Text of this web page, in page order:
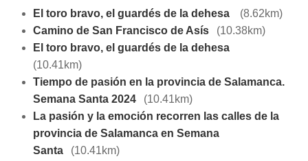
El toro bravo, el guardés de la dehesa
(8.62km)
Camino de San Francisco de Asís
(10.38km)
El toro bravo, el guardés de la dehesa
(10.41km)
Tiempo de pasión en la provincia de Salamanca.
Semana Santa 2024
(10.41km)
La pasión y la emoción recorren las calles de la
provincia de Salamanca en Semana
Santa
(10.41km)